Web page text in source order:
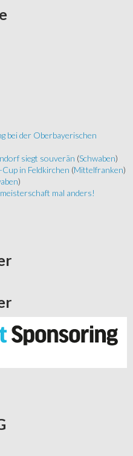
bei der Oberbayerischen
siegt souverän (Schwaben)
in Feldkirchen (Mittelfranken)
)
mal anders!